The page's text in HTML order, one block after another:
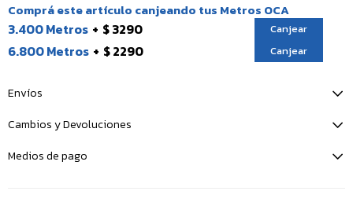
Comprá este artículo canjeando tus Metros OCA
3.400 Metros $ 3290 Canjear
6.800 Metros $ 2290 Canjear
Envíos
Cambios y Devoluciones
Medios de pago